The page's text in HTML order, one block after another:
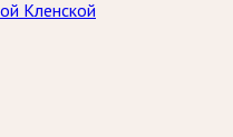
Кленской